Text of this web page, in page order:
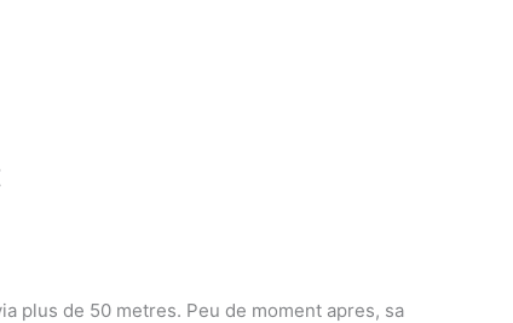
plus de 50 metres. Peu de moment apres, sa